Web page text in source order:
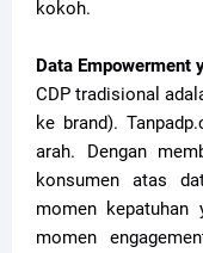
kokoh.
Data Empowerment
CDP tradisional
ke brand).
arah. Dengan
konsumen atas
momen kepatuhan
momen